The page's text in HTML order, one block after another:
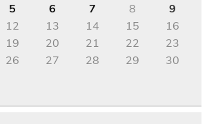
5 6 7 8
9
12 13 14 15
16
19 20 21 22
23
26 27 28 29
30